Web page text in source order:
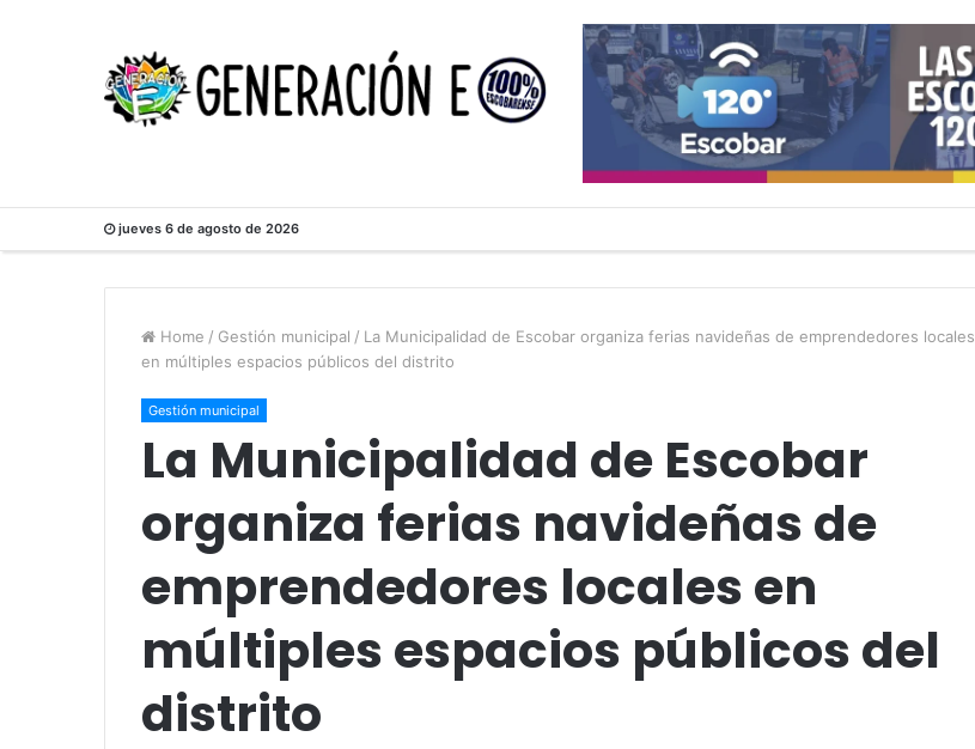
jueves 6 de agosto de 2026
Home / Gestión municipal / La Municipalidad de Escobar organiza ferias navideñas de emprendedores locales
en múltiples espacios públicos del distrito
Gestión municipal
La Municipalidad de Escobar
organiza ferias navideñas de
emprendedores locales en
múltiples espacios públicos del
distrito